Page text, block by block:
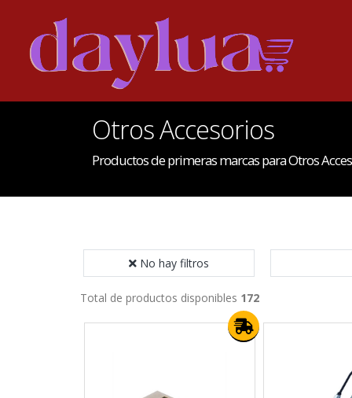
Otros Accesorios
Productos de primeras marcas para Otros
No hay filtros
Total de productos disponibles 172